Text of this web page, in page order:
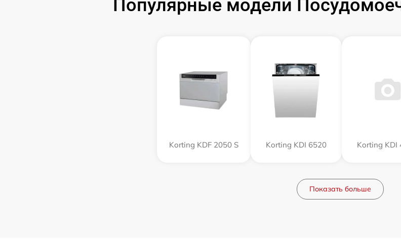
Популярные модели
Korting KDF 2050 S Korting KDI 6520 Korting KDI
Показать больше